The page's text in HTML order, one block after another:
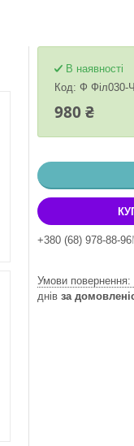
В наявності
Код: Ф Філ030-
980 ₴
+380 (68) 978-88-96
днів за